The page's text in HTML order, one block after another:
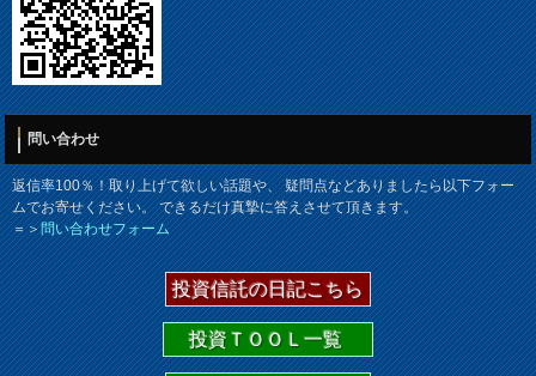
問い合わせ
返信率100％！取り上げて欲しい話題や、 疑問点などありましたら以下フォー
ムでお寄せください。 できるだけ真摯に答えさせて頂きます。
＝＞問い合わせフォーム
投資信託の日記こちら
投資ＴＯＯＬ一覧